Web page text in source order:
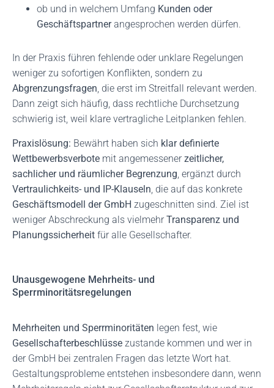
ob und in welchem Umfang Kunden oder
Geschäftspartnerangesprochen werden dürfen.
In der Praxis führen fehlende oder unklare Regelungen
weniger zu sofortigen Konflikten, sondern zu
Abgrenzungsfragen, die erst im Streitfall relevant werden.
Dann zeigt sich häufig, dass rechtliche Durchsetzung
schwierig ist, weil klare vertragliche Leitplanken fehlen.
Praxislösung: Bewährt haben sich klar definierte
Wettbewerbsverbote mit angemessenerzeitlicher,
sachlicher und räumlicher Begrenzung, ergänzt durch
Vertraulichkeits- und IP-Klauseln, die auf das konkrete
Geschäftsmodell der GmbH zugeschnitten sind. Ziel ist
weniger Abschreckung als vielmehrTransparenz und
Planungssicherheit für alle Gesellschafter.
Unausgewogene Mehrheits- und
Sperrminoritätsregelungen
Mehrheiten und Sperrminoritäten legen fest, wie
Gesellschafterbeschlüsse zustande kommen und wer in
der GmbH bei zentralen Fragen das letzte Wort hat.
Gestaltungsprobleme entstehen insbesondere dann, wenn